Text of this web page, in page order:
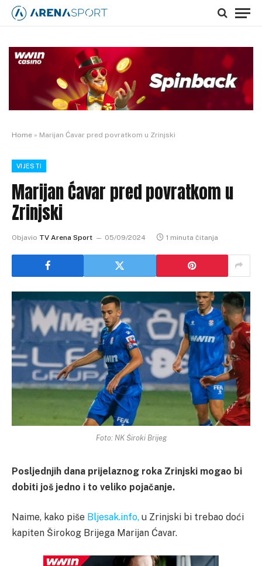
Home » Marijan Ćavar pred povratkom u Zrinjski
VIJESTI
Marijan Ćavar pred povratkom u
Zrinjski
Objavio TV Arena Sport 05/09/2024 1 minuta čitanja
Foto: NK Široki Brijeg
Posljednjih dana prijelaznog roka Zrinjski mogao bi
dobiti još jedno i to veliko pojačanje.
Naime, kako piše Bljesak.info, u Zrinjski bi trebao doći
kapiten Širokog Brijega Marijan Ćavar.